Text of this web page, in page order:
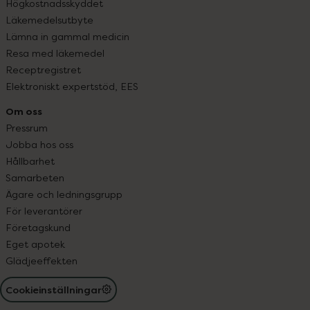
Högkostnadsskyddet
Läkemedelsutbyte
Lämna in gammal medicin
Resa med läkemedel
Receptregistret
Elektroniskt expertstöd, EES
Om oss
Pressrum
Jobba hos oss
Hållbarhet
Samarbeten
Ägare och ledningsgrupp
För leverantörer
Företagskund
Eget apotek
Glädjeeffekten
Cookieinställningar